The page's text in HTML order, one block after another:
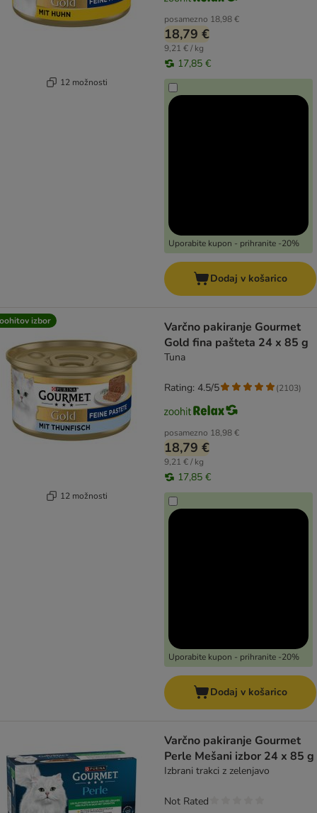
12 možnosti
posamezno 18,98 €
18,79 €
9,21 € / kg
17,85 €
Uporabite kupon - prihranite -20%
Dodaj v košarico
izbor
12 možnosti
Varčno pakiranje Gourmet
Gold fina pašteta 24 x 85 g
Tuna
posamezno 18,98 €
18,79 €
9,21 € / kg
17,85 €
Uporabite kupon - prihranite -20%
Rating: 4.5/5 (2103)
Dodaj v košarico
Varčno pakiranje Gourmet
Perle Mešani izbor 24 x 85 g
Izbrani trakci z zelenjavo
Not Rated